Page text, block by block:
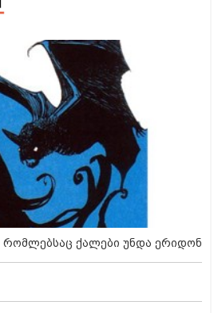
რომლებსაც ქალები უნდა ერიდონ